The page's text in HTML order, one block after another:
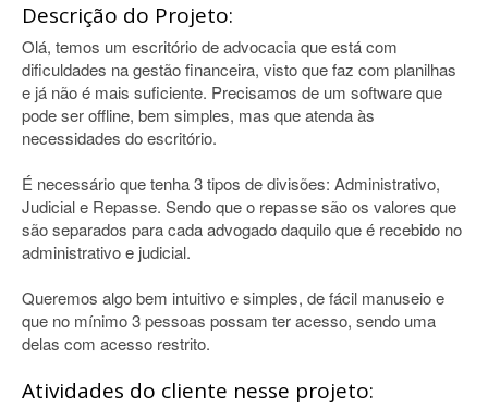
Descrição do Projeto:
Olá, temos um escritório de advocacia que está com
dificuldades na gestão financeira, visto que faz com planilhas
e já não é mais suficiente. Precisamos de um software que
pode ser offline, bem simples, mas que atenda às
necessidades do escritório.
É necessário que tenha 3 tipos de divisões: Administrativo,
Judicial e Repasse. Sendo que o repasse são os valores que
são separados para cada advogado daquilo que é recebido no
administrativo e judicial.
Queremos algo bem intuitivo e simples, de fácil manuseio e
que no mínimo 3 pessoas possam ter acesso, sendo uma
delas com acesso restrito.
Atividades do cliente nesse projeto: